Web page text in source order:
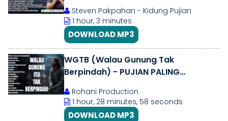
Steven Pakpahan - Kidung Pujian
1 hour, 3 minutes
DOWNLOAD MP3
WGTB (Walau Gunung Tak
Berpindah) - PUJIAN PALING
TERBARU 2026 (LIRIK)
Rohani Production
1 hour, 28 minutes, 58 seconds
DOWNLOAD MP3